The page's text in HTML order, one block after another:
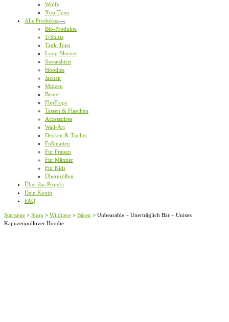
Wölfe
Xtra-Typo
Alle Produkte
Bio-Produkte
T-Shirts
Tank-Tops
Long-Sleeves
Sweatshirts
Hoodies
Jacken
Mützen
Beutel
FlipFlops
Tassen & Flaschen
Accessoires
Wall-Art
Decken & Tücher
Fußmatten
Für Frauen
Für Männer
Für Kids
Übergrößen
Über das Projekt
Dein Konto
FAQ
Startseite > Shop > Wildtiere > Bären > Unbearable – Unerträglich Bär – Unisex
Kapuzenpullover Hoodie